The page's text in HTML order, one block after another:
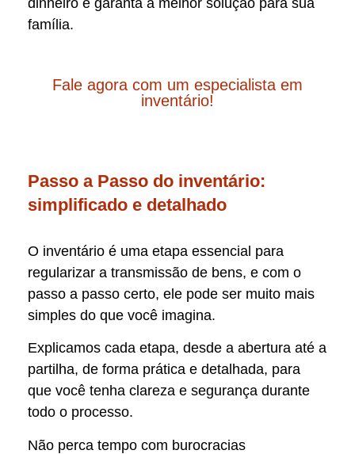
dinheiro e garanta a melhor solução para sua
família.
Fale agora com um especialista em
inventário!
Passo a Passo do inventário:
simplificado e detalhado
O inventário é uma etapa essencial para
regularizar a transmissão de bens, e com o
passo a passo certo, ele pode ser muito mais
simples do que você imagina.
Explicamos cada etapa, desde a abertura até a
partilha, de forma prática e detalhada, para
que você tenha clareza e segurança durante
todo o processo.
Não perca tempo com burocracias